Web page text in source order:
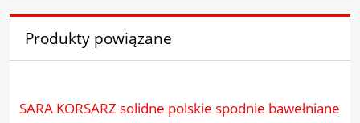
Produkty powiązane
SARA KORSARZ solidne polskie spodnie bawełniane